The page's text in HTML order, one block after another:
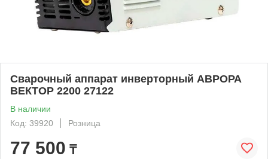
Сварочный аппарат инверторный АВРОРА
ВЕКТОР 2200 27122
В наличии
Код: 39920
Розница
77 500 ₸